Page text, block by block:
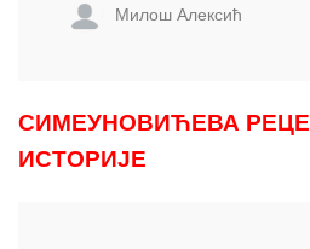
Милош Алексић
СИМЕУНОВИЋЕВА
ИСТОРИЈЕ